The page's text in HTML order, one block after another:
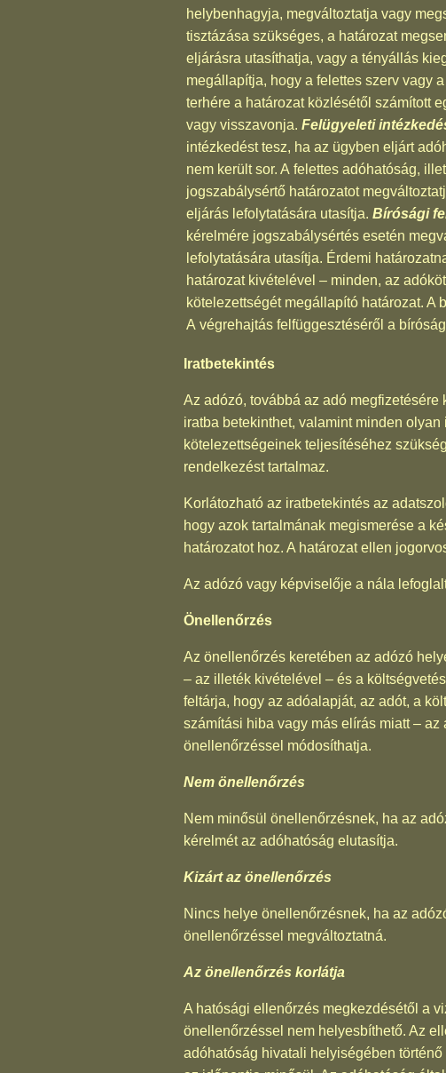
helybenhagyja, megváltoztatja vagy
tisztázása szükséges, a határozat
eljárásra utasíthatja, vagy a tényállás
megállapítja, hogy a felettes szerv vagy
terhére a határozat közlésétől számított
vagy visszavonja. Felügyeleti
intézkedést tesz, ha az ügyben eljárt
nem került sor. A felettes adóhatóság,
jogszabálysértő határozatot
eljárás lefolytatására utasítja. Bírósági
kérelmére jogszabálysértés esetén
lefolytatására utasítja. Érdemi
határozat kivételével – minden, az
kötelezettségét megállapító határozat.
A végrehajtás felfüggesztéséről a
Iratbetekintés
Az adózó, továbbá az adó
iratba betekinthet, valamint minden
kötelezettségeinek teljesítéséhez
rendelkezést tartalmaz.
Korlátozható az iratbetekintés az
hogy azok tartalmának megismerése a
határozatot hoz. A határozat ellen
Az adózó vagy képviselője a nála
Önellenőrzés
Az önellenőrzés keretében az adózó
– az illeték kivételével – és a
feltárja, hogy az adóalapját, az adót, a
számítási hiba vagy más elírás miatt –
önellenőrzéssel módosíthatja.
Nem önellenőrzés
Nem minősül önellenőrzésnek, ha az
kérelmét az adóhatóság elutasítja.
Kizárt az önellenőrzés
Nincs helye önellenőrzésnek, ha az
önellenőrzéssel megváltoztatná.
Az önellenőrzés korlátja
A hatósági ellenőrzés megkezdésétől a
önellenőrzéssel nem helyesbíthető. Az
adóhatóság hivatali helyiségében